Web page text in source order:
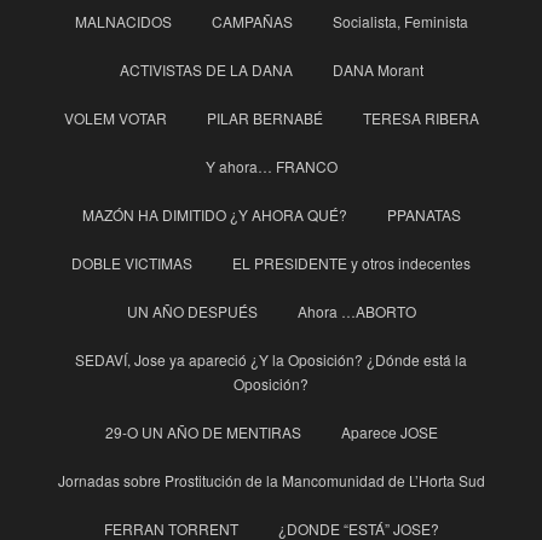
MALNACIDOS CAMPAÑAS Socialista, Feminista
ACTIVISTAS DE LA DANA DANA Morant
VOLEM VOTAR PILAR BERNABÉ TERESA RIBERA
Y ahora… FRANCO
MAZÓN HA DIMITIDO ¿Y AHORA QUÉ? PPANATAS
DOBLE VICTIMAS EL PRESIDENTE y otros indecentes
UN AÑO DESPUÉS Ahora …ABORTO
SEDAVÍ, Jose ya apareció ¿Y la Oposición? ¿Dónde está la
Oposición?
29-O UN AÑO DE MENTIRAS Aparece JOSE
Jornadas sobre Prostitución de la Mancomunidad de L’Horta Sud
FERRAN TORRENT ¿DONDE “ESTÁ” JOSE?